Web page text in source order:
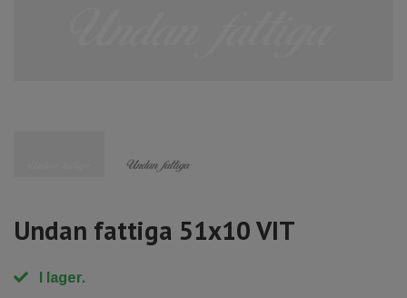
Undan fattiga 51x10 VIT
I lager.